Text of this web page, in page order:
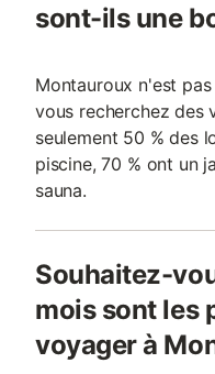
sont-ils une
Montauroux n'est
vous recherchez des
seulement 50 % des
piscine, 70 % ont un
sauna.
Souhaitez-
mois sont les
voyager à